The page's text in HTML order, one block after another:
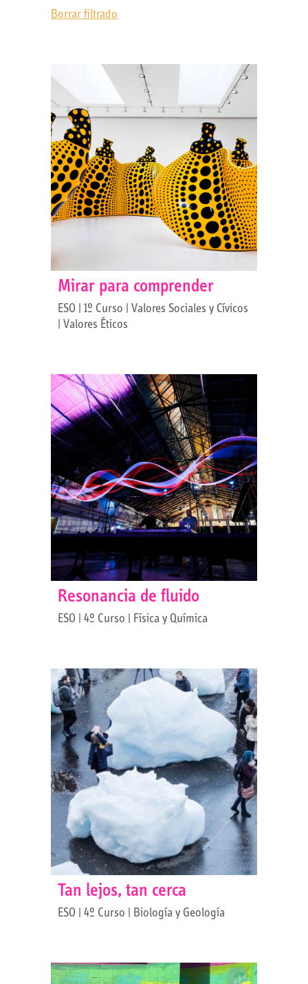
Borrar filtrado
Mirar para comprender
ESO | 1º Curso | Valores Sociales y Cívicos
| Valores Éticos
Resonancia de fluido
ESO | 4º Curso | Física y Química
Tan lejos, tan cerca
ESO | 4º Curso | Biología y Geología